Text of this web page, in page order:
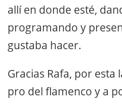
allí en donde esté,
programando y
gustaba hacer.
Gracias Rafa, por esta
pro del flamenco y a